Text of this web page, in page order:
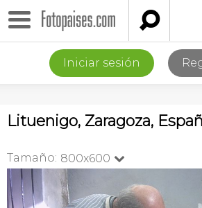

Iniciar sesión
Lituenigo, Zaragoza,
Tamaño: 800x600 